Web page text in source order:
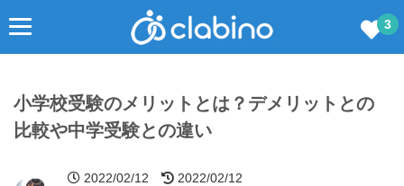
3
小学校受験のメリットとは？デメリットとの
比較や中学受験との違い
2022/02/12
2022/02/12